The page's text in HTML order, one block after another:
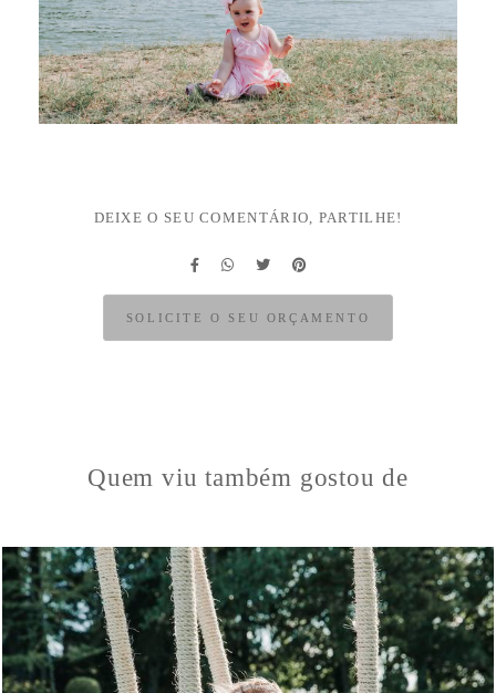
DEIXE O SEU COMENTÁRIO, PARTILHE!
SOLICITE O SEU ORÇAMENTO
Quem viu também gostou de